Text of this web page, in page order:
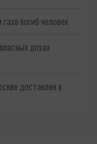
погиб человек
дозах
доставлен в